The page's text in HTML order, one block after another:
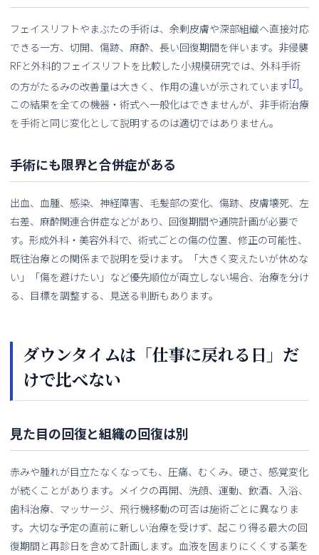
フェイスリフトやまぶたの手術は、余剰皮膚や深部組織へ直接対応
できる一方、切開、傷跡、麻酔、長い回復期間を伴います。非侵襲
RFと外科的フェイスリフトを比較した小規模研究では、外科手術
の方がたるみの改善量は大きく、作用の違いが示されています[7]。
この結果を全ての機器・術式へ一般化はできませんが、非手術治療
を手術と同じ変化として説明するのは適切ではありません。
手術にも限界と合併症がある
出血、血腫、感染、神経障害、毛髪部の変化、傷跡、皮膚壊死、左
右差、麻酔関連合併症などがあり、回復期間や通院計画が必要で
す。形成外科・美容外科で、術式ごとの傷の位置、修正の可能性、
既往治療との関係まで説明を受けます。「大きく変えたいが休めな
い」「傷を避けたい」など優先順位が両立しない場合、治療を分け
る、目標を調整する、見送る判断もあります。
ダウンタイムは「仕事に戻れる日」だ
けで比べない
見た目の回復と組織の回復は別
赤みや腫れが目立たなくなっても、圧痛、むくみ、硬さ、感覚変化
が続くことがあります。メイクの再開、洗顔、運動、飲酒、入浴、
歯科治療、マッサージ、飛行機移動の可否は施術ごとに異なりま
す。大切な予定の直前に新しい治療を受けず、起こり得る最大の回
復期間と再診日を含めて計画します。血液を固まりにくくする薬を